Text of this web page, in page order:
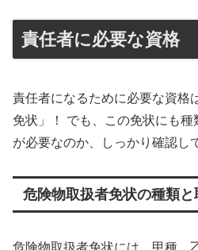
責任者に必要な資格
責任者になるために必要な資格
免状」！ でも、この免状にも
が必要なのか、しっかり確認し
危険物取扱者免状の種類と
危険物取扱者免状には、甲種、